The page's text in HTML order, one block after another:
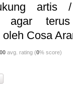
agar
oleh Cosa
avg. rating (0% score)